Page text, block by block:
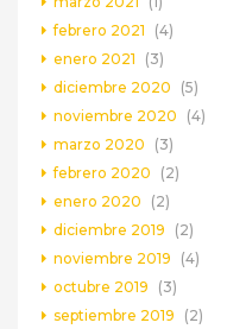
febrero 2021
(4)
enero 2021
(3)
diciembre 2020
(5)
noviembre 2020
(4)
marzo 2020
(3)
febrero 2020
(2)
enero 2020
(2)
diciembre 2019
(2)
noviembre 2019
(4)
octubre 2019
(3)
septiembre 2019
(2)